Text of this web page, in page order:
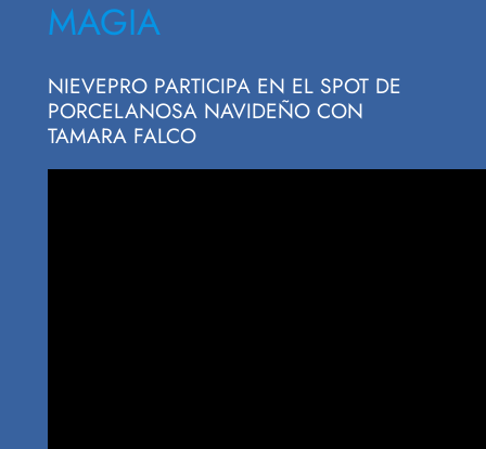
MAGIA
NIEVEPRO PARTICIPA EN EL SPOT DE
PORCELANOSA NAVIDEÑO CON
TAMARA FALCO